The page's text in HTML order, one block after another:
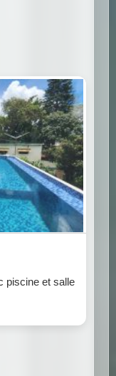
piscine et salle